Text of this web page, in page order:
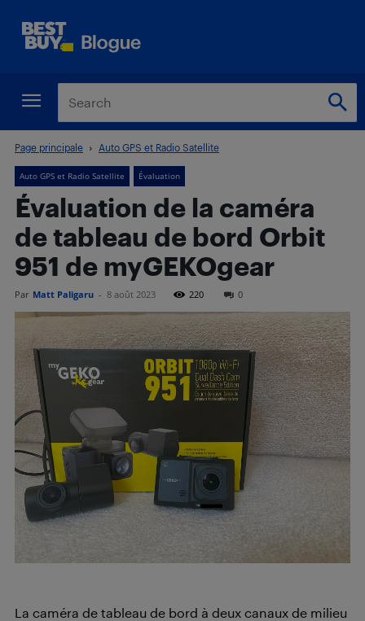
Page principale Auto GPS et Radio Satellite
Auto GPS et Radio Satellite Évaluation
Évaluation de la caméra
de tableau de bord Orbit
951 de myGEKOgear
Par Matt Paligaru - 8 août 2023 220 0
La caméra de tableau de bord à deux canaux de milieu